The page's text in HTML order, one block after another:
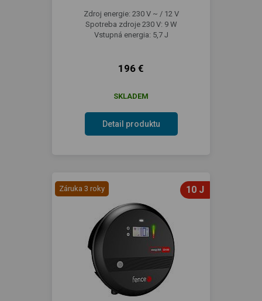
Zdroj energie: 230 V ~ / 12 V
Spotreba zdroje 230 V: 9 W
Vstupná energia: 5,7 J
196 €
SKLADEM
Detail produktu
Záruka 3 roky 10 J